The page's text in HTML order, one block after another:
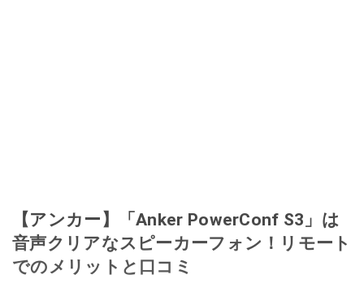
【アンカー】「Anker PowerConf S3」は
音声クリアなスピーカーフォン！リモート
でのメリットと口コミ